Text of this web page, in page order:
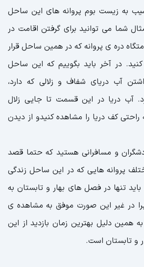
به زیست بوم پروانه های این ساحل
شما می توانید برای گرفتن اقامت در
دره ی پروانه که در همین ساحل قرار
در آخر باید بگوییم که این ساحل
آب دریای شفاف و زلالی که دارد،
آب دریا در این قسمت تا جایی زلال
کف دریا را مشاهده کنیدو از دیدن
و مسافرانی هستید که حتما قصد
پروانه هایی که در این ساحل زندگی
باید تنها در فصل های بهار و تابستان به
در غیر این صورت موفق به مشاهده ی
همین دلیل بهترین زمان بازدید از این
و تابستان است.